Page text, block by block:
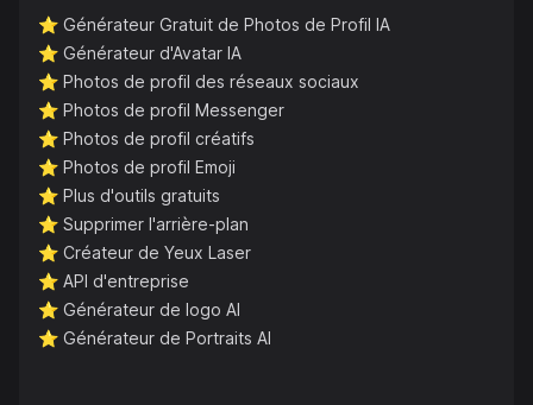
⭐️ Générateur Gratuit de Photos de Profil IA
⭐️ Générateur d'Avatar IA
⭐️ Photos de profil des réseaux sociaux
⭐️ Photos de profil Messenger
⭐️ Photos de profil créatifs
⭐️ Photos de profil Emoji
⭐️ Plus d'outils gratuits
⭐️ Supprimer l'arrière-plan
⭐️ Créateur de Yeux Laser
⭐️ API d'entreprise
⭐️ Générateur de logo AI
⭐️ Générateur de Portraits AI